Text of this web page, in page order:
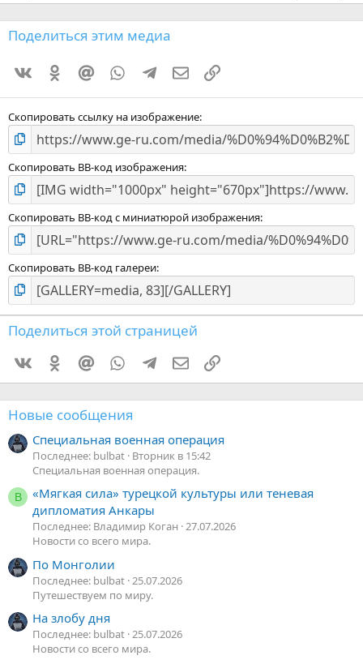
Поделиться этим медиа
VkontakteOdnoklassniki
Mail.ruWhatsAppTelegramЭлектронная почта
Ссылка
Скопировать ссылку на изображение
Скопировать BB-код изображения
Скопировать BB-код с миниатюрой изображения
Скопировать BB-код галереи
Поделиться этой страницей
VkontakteOdnoklassniki
Mail.ruWhatsAppTelegramЭлектронная почта
Ссылка
Новые сообщения
Специальная военная операция
Последнее: bulbat Вторник в 15:42
Специальная военная операция.
В
«Мягкая сила» турецкой культуры или теневая
дипломатия Анкары
Последнее: Владимир Коган 27.07.2026
Новости со всего мира.
По Монголии
Последнее: bulbat 25.07.2026
Путешествуем по миру.
На злобу дня
Последнее: bulbat 25.07.2026
Новости со всего мира.